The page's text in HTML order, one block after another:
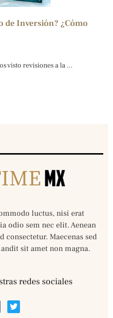
de Inversión? ¿Cómo
visto revisiones a la ...
luctus, nisi erat
odio sem nec elit. Aenean
Maecenas sed
sit amet non magna.
redes sociales